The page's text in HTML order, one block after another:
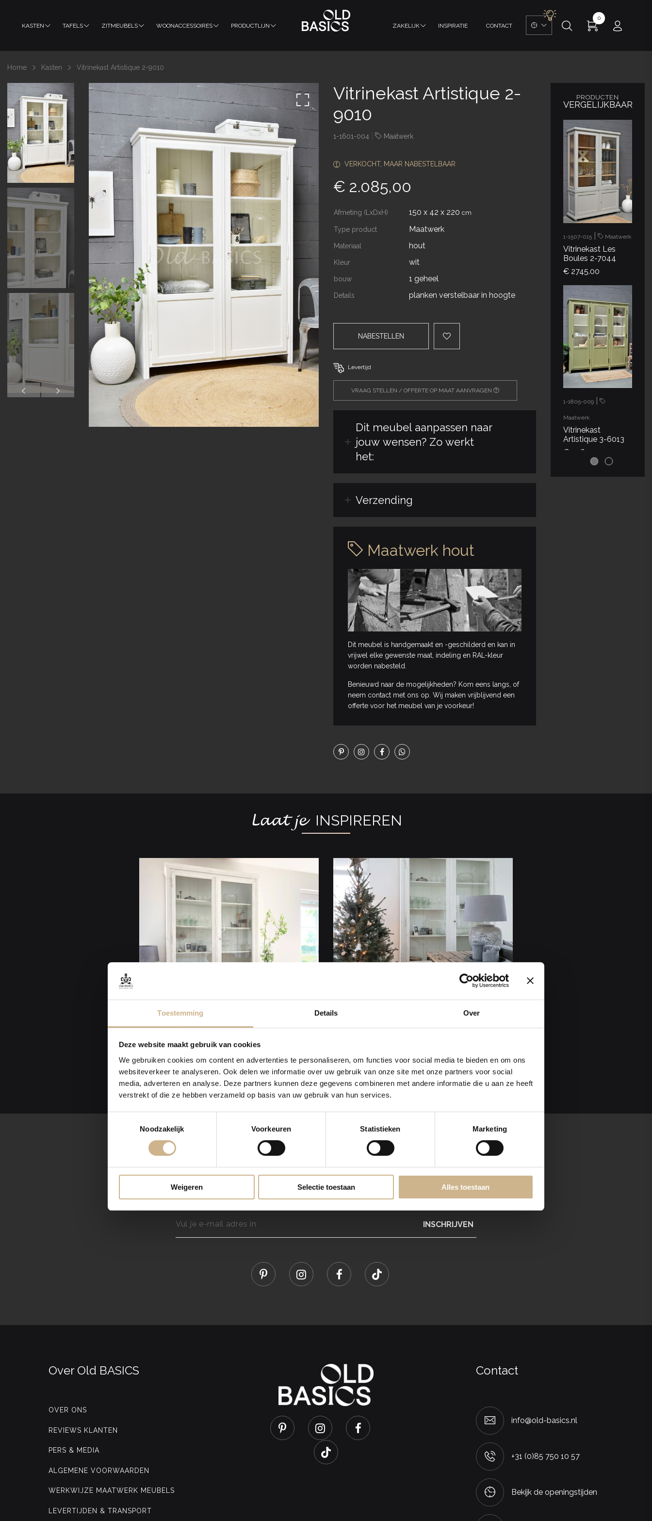
Toestemming Details Over
Deze website maakt gebruik van cookies
We gebruiken cookies om content en advertenties te personaliseren, om functies voor social media te bieden en om ons
websiteverkeer te analyseren. Ook delen we informatie over uw gebruik van onze site met onze partners voor social
media, adverteren en analyse. Deze partners kunnen deze gegevens combineren met andere informatie die u aan ze heeft
verstrekt of die ze hebben verzameld op basis van uw gebruik van hun services.
Noodzakelijk
Voorkeuren Statistieken Marketing
Weigeren Selectie toestaan Alles toestaan
KASTEN TAFELS ZITMEUBELS WOONACCESSOIRES PRODUCTLIJN ZAKELIJK INSPIRATIE CONTACT
0
Home Kasten Vitrinekast Artistique 2-9010
Vitrinekast Artistique 2-
9010
1-1601-004 Maatwerk
VERKOCHT, MAAR NABESTELBAAR
€ 2.085,00
Afmeting (LxDxH) 150 x 42 x 220 cm
Type product Maatwerk
Materiaal hout
Kleur wit
bouw 1 geheel
Details planken verstelbaar in hoogte
NABESTELLEN
Levertijd
VRAAG STELLEN / OFFERTE OP MAAT AANVRAGEN
Dit meubel aanpassen naar
jouw wensen? Zo werkt
het:
Verzending
Maatwerk hout
Dit meubel is handgemaakt en -geschilderd en kan in
vrijwel elke gewenste maat, indeling en RAL-kleur
worden nabesteld.
Benieuwd naar de mogelijkheden? Kom eens langs, of
neem contact met ons op. Wij maken vrijblijvend een
offerte voor het meubel van je voorkeur!
PRODUCTEN
VERGELIJKBAAR
1-1507-015 Maatwerk
Vitrinekast Les
Boules 2-7044
€ 2745.00
1-1805-009
Maatwerk
Vitrinekast
Artistique 3-6013
€ 2965.00
Laat je INSPIREREN
Bekijk Artikel Bekijk Artikel
Blijf OP DE HOOGTE
Ontvang elke maand een flinke dosis wooninspiratie en blijf op de hoogte van nieuw assortiment!
INSCHRIJVEN
Over Old BASICS
OVER ONS
REVIEWS KLANTEN
PERS & MEDIA
ALGEMENE VOORWAARDEN
WERKWIJZE MAATWERK MEUBELS
LEVERTIJDEN & TRANSPORT
Contact
info@old-basics.nl
+31 (0)85 750 10 57
Bekijk de openingstijden